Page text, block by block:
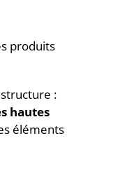
produits
:
hautes
éléments